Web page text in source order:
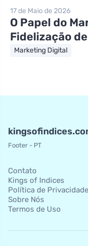
17 de Maio de 2026
O Papel do
Fidelização de
Marketing Digital
Footer - PT
Contato
Kings of Indices
Política de Privacidade
Sobre Nós
Termos de Uso